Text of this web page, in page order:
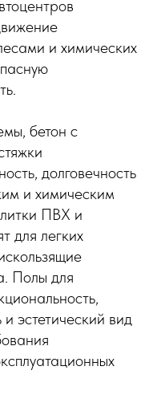
и химических
бетон с
долговечность
и химическим
ПВХ и
для легких
Полы для
эстетический вид